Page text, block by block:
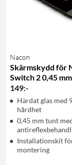
Nacon
Skärmskydd för
Switch 2 0,45 mm
149:-
Härdat glas med
hårdhet
0,45 mm tunt
Installationskit
montering